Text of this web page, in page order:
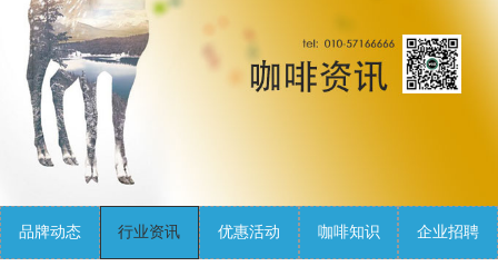
品牌动态 行业资讯 优惠活动 咖啡知识 企业招聘